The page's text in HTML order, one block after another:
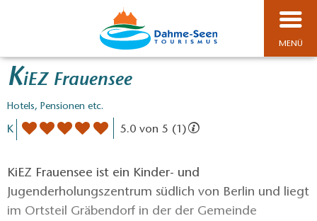
MENÜ
KiEZ Frauensee
Hotels, Pensionen etc.
K 5.0 von 5 (1)
KiEZ Frauensee ist ein Kinder- und
Jugenderholungszentrum südlich von Berlin und liegt
im Ortsteil Gräbendorf in der der Gemeinde